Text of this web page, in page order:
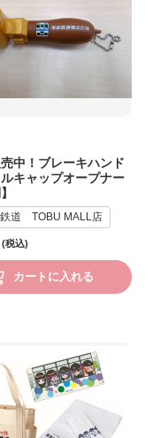
売中！ブレーキハンド
キャップオープナー
道 TOBU MALL店
カートに入れる